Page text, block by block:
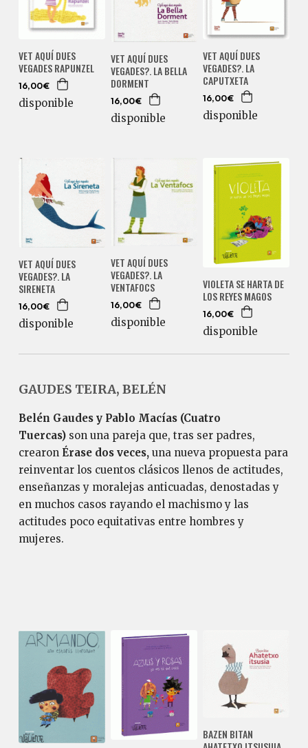
VET AQUÍ DUES
VEGADES RAPUNZEL
16,00€
disponible
VET AQUÍ DUES
VEGADES?. LA BELLA
DORMENT
16,00€
disponible
VET AQUÍ DUES
VEGADES?. LA
CAPUTXETA
16,00€
disponible
VET AQUÍ DUES
VEGADES?. LA
SIRENETA
16,00€
disponible
VET AQUÍ DUES
VEGADES?. LA
VENTAFOCS
16,00€
disponible
VIOLETA SE HARTA DE
LOS REYES MAGOS
16,00€
disponible
GAUDES TEIRA, BELÉN
Belén Gaudes y Pablo Macías (Cuatro
Tuercas)son una pareja que, tras ser padres,
crearon Érase dos veces, una nueva propuesta para
reinventar los cuentos clásicos llenos de actitudes,
enseñanzas y moralejas anticuadas, denostadas y
en muchos casos rayando el machismo y las
actitudes poco equitativas entre hombres y
mujeres.
BAZEN BITAN